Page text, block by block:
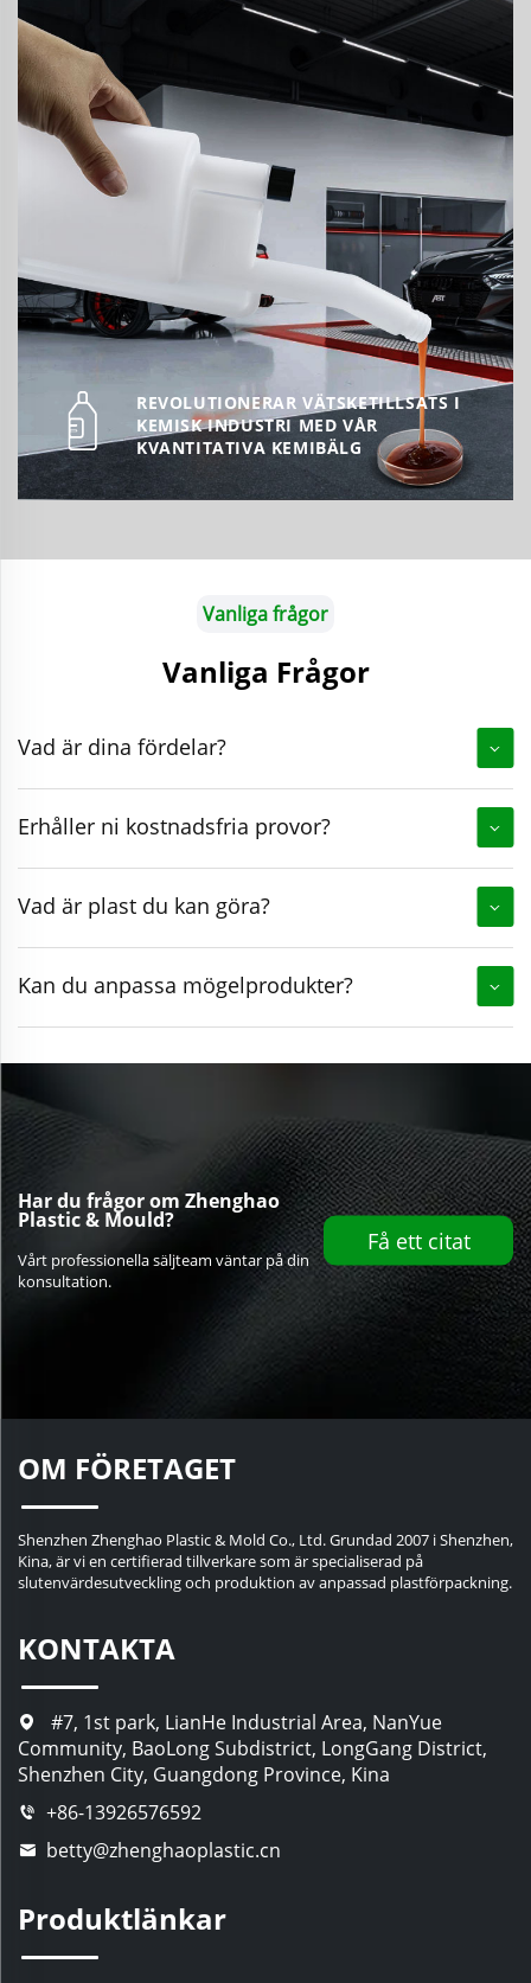
REVOLUTIONERAR VÄTSKETILLSATS I
KEMISK INDUSTRI MED VÅR
KVANTITATIVA KEMIBÄLG
Vanliga frågor
Vanliga Frågor
Vad är dina fördelar?
Erhåller ni kostnadsfria provor?
Vad är plast du kan göra?
Kan du anpassa mögelprodukter?
Har du frågor om Zhenghao
Plastic & Mould?
Vårt professionella säljteam väntar på din
konsultation.
Få ett citat
OM FÖRETAGET
Shenzhen Zhenghao Plastic & Mold Co., Ltd. Grundad 2007 i Shenzhen,
Kina, är vi en certifierad tillverkare som är specialiserad på
slutenvärdesutveckling och produktion av anpassad plastförpackning.
KONTAKTA
#7, 1st park, LianHe Industrial Area, NanYue
Community, BaoLong Subdistrict, LongGang District,
Shenzhen City, Guangdong Province, Kina
+86-13926576592
betty@zhenghaoplastic.cn
Produktlänkar